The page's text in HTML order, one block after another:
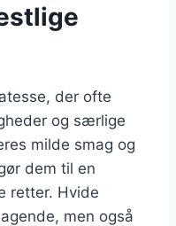
der ofte
og særlige
milde smag og
dem til en
retter. Hvide
men også